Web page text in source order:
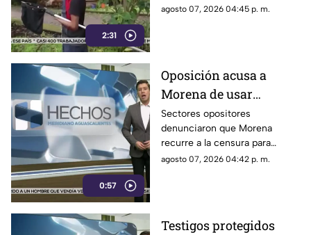
2:31
inspectores de EE. UU.,
agosto 07, 2026 04:45 p. m.
0:57
Oposición acusa a
Morena de usar
censura para ocultar
seńalamientos de
narcopolítica
Sectores opositores
denunciaron que Morena
recurre a la censura para
imponer su versión oficial y
agosto 07, 2026 04:42 p. m.
Testigos protegidos